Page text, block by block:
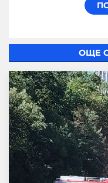
ОЩЕ